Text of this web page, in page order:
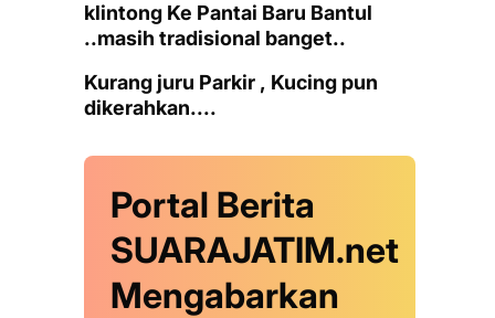
klintong Ke Pantai Baru Bantul
..masih tradisional banget..
Kurang juru Parkir , Kucing pun
dikerahkan....
Portal Berita
SUARAJATIM.net
Mengabarkan